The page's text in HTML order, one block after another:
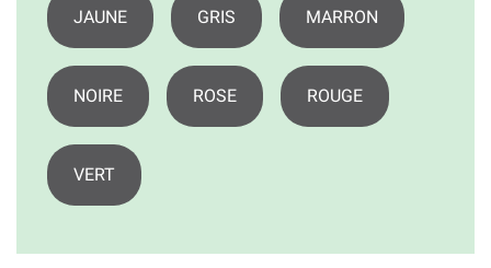
JAUNE GRIS MARRON
NOIRE ROSE ROUGE
VERT